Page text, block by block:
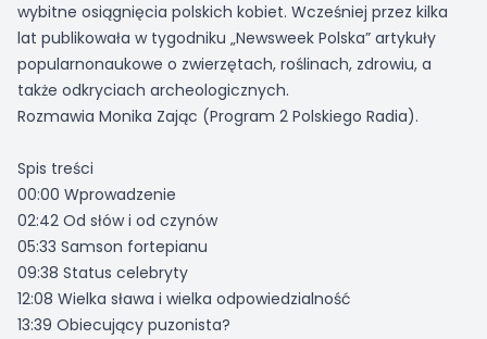
wybitne osiągnięcia polskich kobiet. Wcześniej przez kilka
lat publikowała w tygodniku „Newsweek Polska” artykuły
popularnonaukowe o zwierzętach, roślinach, zdrowiu, a
także odkryciach archeologicznych.
Rozmawia Monika Zając (Program 2 Polskiego Radia).
Spis treści
00:00 Wprowadzenie
02:42 Od słów i od czynów
05:33 Samson fortepianu
09:38 Status celebryty
12:08 Wielka sława i wielka odpowiedzialność
13:39 Obiecujący puzonista?